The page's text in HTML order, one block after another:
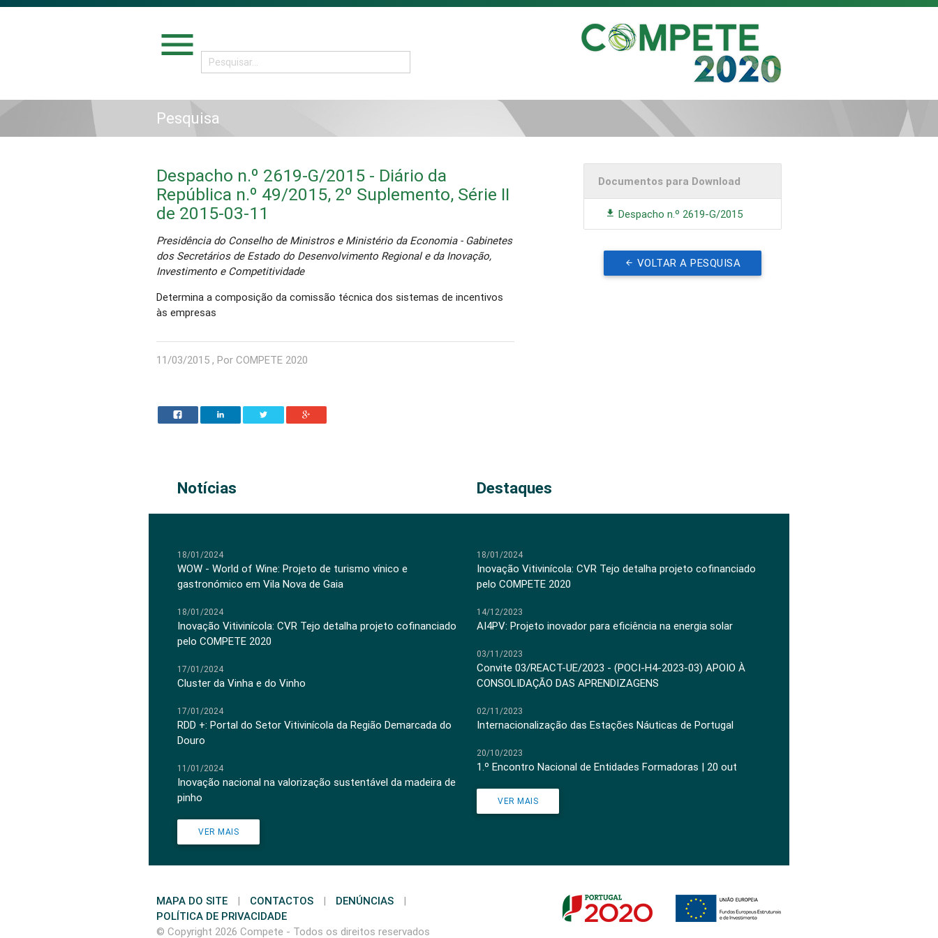
menu
Pesquisa
Despacho n.º 2619-G/2015 - Diário da
República n.º 49/2015, 2º Suplemento, Série II
de 2015-03-11
Presidência do Conselho de Ministros e Ministério da Economia - Gabinetes
dos Secretários de Estado do Desenvolvimento Regional e da Inovação,
Investimento e Competitividade
Determina a composição da comissão técnica dos sistemas de incentivos
às empresas
11/03/2015 , Por COMPETE 2020
Documentos para Download
Despacho n.º 2619-G/2015
VOLTAR A PESQUISA
Notícias Destaques
18/01/2024
WOW - World of Wine: Projeto de turismo vínico e
gastronómico em Vila Nova de Gaia
18/01/2024
Inovação Vitivinícola: CVR Tejo detalha projeto cofinanciado
pelo COMPETE 2020
17/01/2024
Cluster da Vinha e do Vinho
17/01/2024
RDD +: Portal do Setor Vitivinícola da Região Demarcada do
Douro
11/01/2024
Inovação nacional na valorização sustentável da madeira de
pinho
VER MAIS
18/01/2024
Inovação Vitivinícola: CVR Tejo detalha projeto cofinanciado
pelo COMPETE 2020
14/12/2023
AI4PV: Projeto inovador para eficiência na energia solar
03/11/2023
Convite 03/REACT-UE/2023 - (POCI-H4-2023-03) APOIO À
CONSOLIDAÇÃO DAS APRENDIZAGENS
02/11/2023
Internacionalização das Estações Náuticas de Portugal
20/10/2023
1.º Encontro Nacional de Entidades Formadoras | 20 out
VER MAIS
MAPA DO SITE | CONTACTOS | DENÚNCIAS
|
POLÍTICA DE PRIVACIDADE
© Copyright 2026 Compete - Todos os direitos reservados